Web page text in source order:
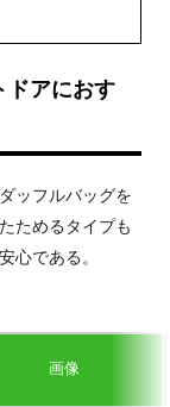
ドアにおす
ッフルバッグを
ためるタイプも
心である。
画像